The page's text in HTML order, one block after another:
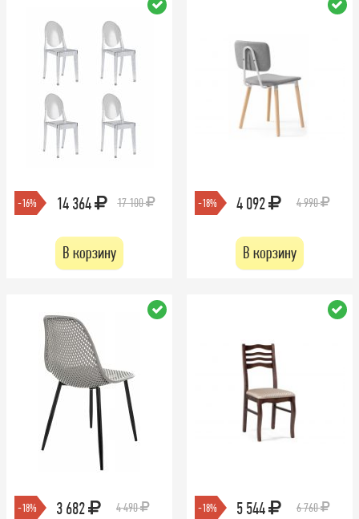
-16% 14 364 17 100
В корзину
-18% 4 092 4 990
В корзину
-18% 3 682 4 490 -18% 5 544 6 760